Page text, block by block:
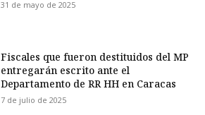
31 de mayo de 2025
Fiscales que fueron destituidos del MP
entregarán escrito ante el
Departamento de RR HH en Caracas
7 de julio de 2025